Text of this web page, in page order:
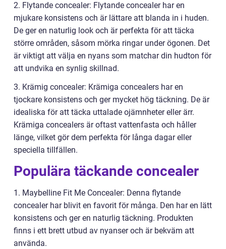
2. Flytande concealer: Flytande concealer har en
mjukare konsistens och är lättare att blanda in i huden.
De ger en naturlig look och är perfekta för att täcka
större områden, såsom mörka ringar under ögonen. Det
är viktigt att välja en nyans som matchar din hudton för
att undvika en synlig skillnad.
3. Krämig concealer: Krämiga concealers har en
tjockare konsistens och ger mycket hög täckning. De är
idealiska för att täcka uttalade ojämnheter eller ärr.
Krämiga concealers är oftast vattenfasta och håller
länge, vilket gör dem perfekta för långa dagar eller
speciella tillfällen.
Populära täckande concealer
1. Maybelline Fit Me Concealer: Denna flytande
concealer har blivit en favorit för många. Den har en lätt
konsistens och ger en naturlig täckning. Produkten
finns i ett brett utbud av nyanser och är bekväm att
använda.